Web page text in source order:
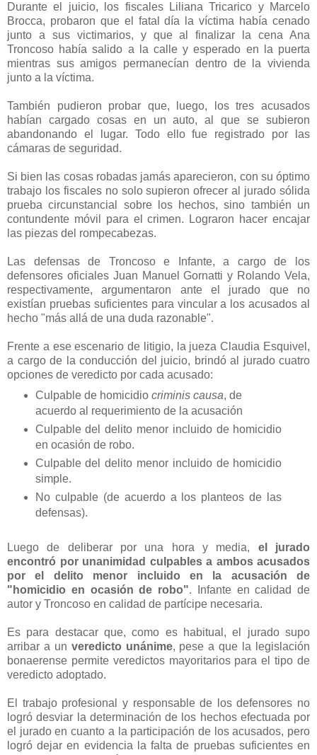
Durante el juicio, los fiscales Liliana Tricarico y Marcelo
Brocca, probaron que el fatal día la víctima había cenado
junto a sus victimarios, y que al finalizar la cena Ana
Troncoso había salido a la calle y esperado en la puerta
mientras sus amigos permanecían dentro de la vivienda
junto a la víctima.
También pudieron probar que, luego, los tres acusados
habían cargado cosas en un auto, al que se subieron
abandonando el lugar. Todo ello fue registrado por las
cámaras de seguridad.
Si bien las cosas robadas jamás aparecieron, con su óptimo
trabajo los fiscales no solo supieron ofrecer al jurado sólida
prueba circunstancial sobre los hechos, sino también un
contundente móvil para el crimen. Lograron hacer encajar
las piezas del rompecabezas.
Las defensas de Troncoso e Infante, a cargo de los
defensores oficiales Juan Manuel Gornatti y Rolando Vela,
respectivamente, argumentaron ante el jurado que no
existían pruebas suficientes para vincular a los acusados al
hecho "más allá de una duda razonable".
Frente a ese escenario de litigio, la jueza Claudia Esquivel,
a cargo de la conducción del juicio, brindó al jurado cuatro
opciones de veredicto por cada acusado:
Culpable de homicidio criminis causa, de
acuerdo al requerimiento de la acusación
Culpable del delito menor incluido de homicidio
en ocasión de robo.
Culpable del delito menor incluido de homicidio
simple.
No culpable (de acuerdo a los planteos de las
defensas).
Luego de deliberar por una hora y media, el jurado
encontró por unanimidad culpables a ambos acusados
por el delito menor incluido en la acusación de
"homicidio en ocasión de robo". Infante en calidad de
autor y Troncoso en calidad de partícipe necesaria.
Es para destacar que, como es habitual, el jurado supo
arribar a un veredicto unánime, pese a que la legislación
bonaerense permite veredictos mayoritarios para el tipo de
veredicto adoptado.
El trabajo profesional y responsable de los defensores no
logró desviar la determinación de los hechos efectuada por
el jurado en cuanto a la participación de los acusados, pero
logró dejar en evidencia la falta de pruebas suficientes en